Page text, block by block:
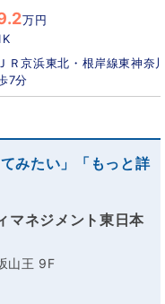
万円
ＪＲ京浜東北・根岸線東神奈
7分
みたい」「もっと詳
マネジメント東日本
山王 9F